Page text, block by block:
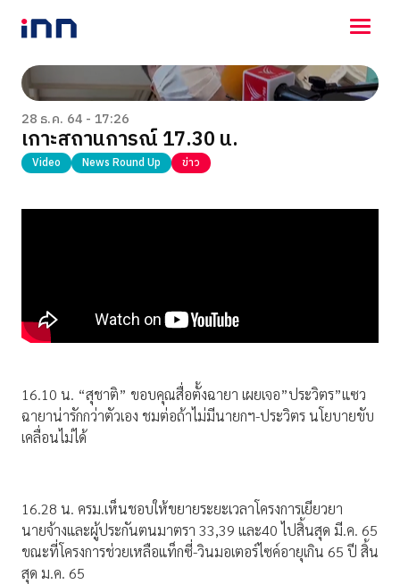
NEWS
ENTERTAINMENT
LIFESTYLE
HOROSCOPE
VIDEO
28 ธ.ค. 64 - 17:26
เกาะสถานการณ์ 17.30 น.
Video News Round Up ข่าว
16.10 น. “สุชาติ” ขอบคุณสื่อตั้งฉายา เผยเจอ”ประวิตร”แซว
ฉายาน่ารักกว่าตัวเอง ชมต่อถ้าไม่มีนายกฯ-ประวิตร นโยบายขับ
เคลื่อนไม่ได้
16.28 น. ครม.เห็นชอบให้ขยายระยะเวลาโครงการเยียวยา
นายจ้างและผู้ประกันตนมาตรา 33,39 และ40 ไปสิ้นสุด มี.ค. 65
ขณะที่โครงการช่วยเหลือแท็กซี่-วินมอเตอร์ไซค์อายุเกิน 65 ปี สิ้น
สุด ม.ค. 65